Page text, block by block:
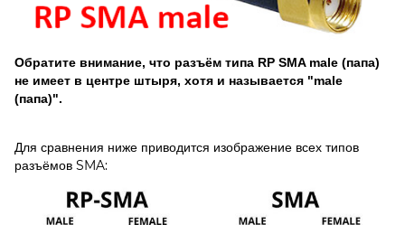
Обратите внимание, что разъём типа RP SMA male (папа)
не имеет в центре штыря, хотя и называется "male
(папа)".
Для сравнения ниже приводится изображение всех типов
разъёмов SMA: